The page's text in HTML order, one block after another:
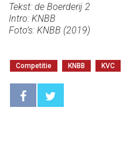
Tekst: de Boerderij 2
Intro: KNBB
Foto’s: KNBB (2019)
Competitie KNBB KVC